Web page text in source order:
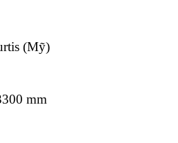
(Mỹ)
mm